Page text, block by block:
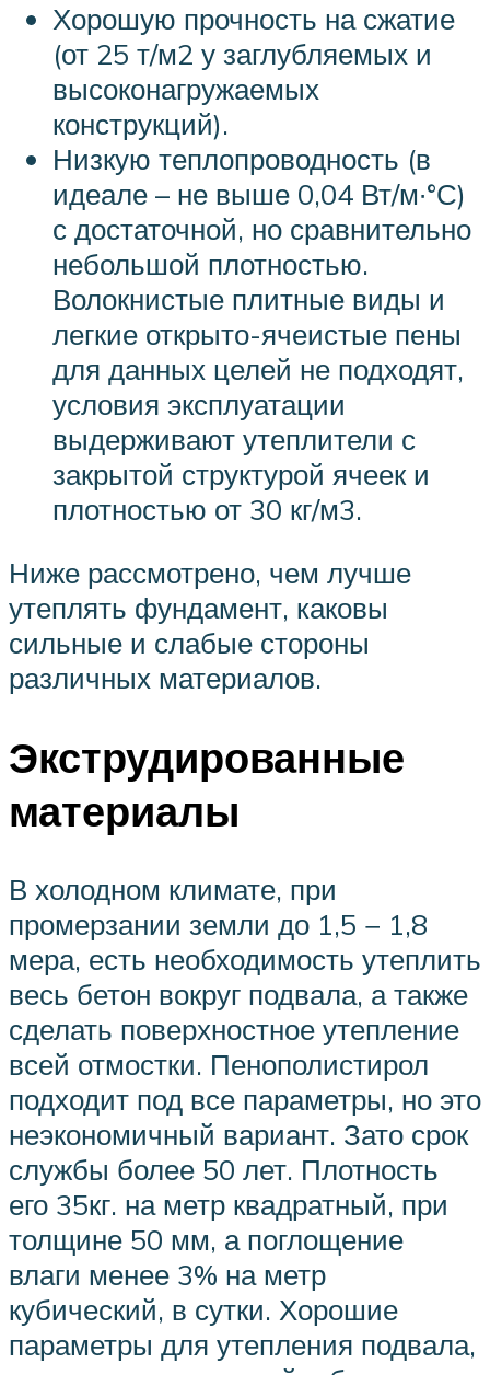
Хорошую прочность на сжатие
(от 25 т/м2 у заглубляемых и
высоконагружаемых
конструкций).
Низкую теплопроводность (в
идеале – не выше 0,04 Вт/м∙°С)
с достаточной, но сравнительно
небольшой плотностью.
Волокнистые плитные виды и
легкие открыто-ячеистые пены
для данных целей не подходят,
условия эксплуатации
выдерживают утеплители с
закрытой структурой ячеек и
плотностью от 30 кг/м3.
Ниже рассмотрено, чем лучше
утеплять фундамент, каковы
сильные и слабые стороны
различных материалов.
Экструдированные
материалы
В холодном климате, при
промерзании земли до 1,5 − 1,8
мера, есть необходимость утеплить
весь бетон вокруг подвала, а также
сделать поверхностное утепление
всей отмостки. Пенополистирол
подходит под все параметры, но это
неэкономичный вариант. Зато срок
службы более 50 лет. Плотность
его 35кг. на метр квадратный, при
толщине 50 мм, а поглощение
влаги менее 3% на метр
кубический, в сутки. Хорошие
параметры для утепления подвала,